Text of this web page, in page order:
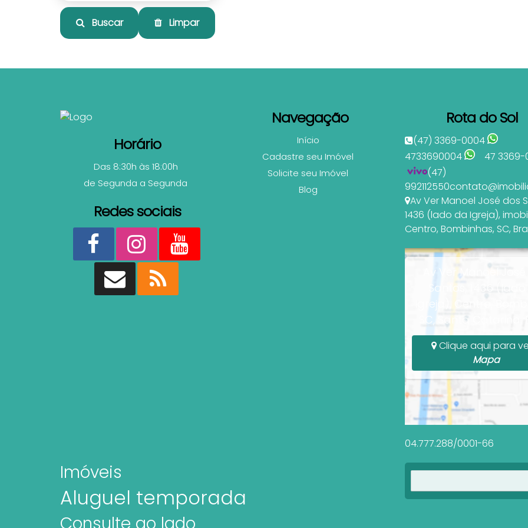
Buscar Limpar
Horário
Das 8:30h às 18:00h
de Segunda a Segunda
Redes sociais
Navegação
Início
Cadastre seu Imóvel
Solicite seu Imóvel
Blog
Rota do Sol
(47) 3369-0004
4733690004
47
(47)
992112550
Av Ver Manoel José dos
1436 (lado da Igreja),
Centro, Bombinhas, SC,
Av Ver Manoel José
Santos, 1436 (lado
Igreja), Centro,
SC, Santa Catarina,
Clique aqui para
Mapa
04.777.288/0001-66
Imóveis
Aluguel temporada